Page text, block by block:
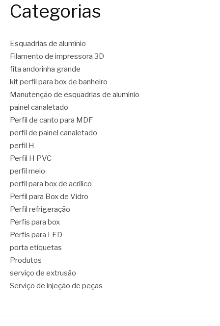
Categorias
Esquadrias de alumínio
Filamento de impressora 3D
fita andorinha grande
kit perfil para box de banheiro
Manutenção de esquadrias de alumínio
painel canaletado
Perfil de canto para MDF
perfil de painel canaletado
perfil H
Perfil H PVC
perfil meio
perfil para box de acrílico
Perfil para Box de Vidro
Perfil refrigeração
Perfis para box
Perfis para LED
porta etiquetas
Produtos
serviço de extrusão
Serviço de injeção de peças